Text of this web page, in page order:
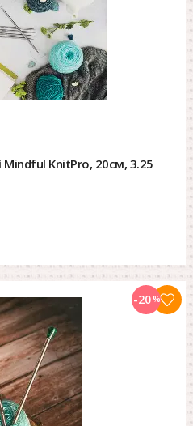
Mindful KnitPro, 20см, 3.25
-20%